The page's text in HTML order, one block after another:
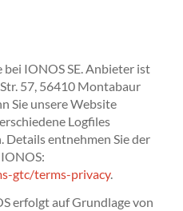
IONOS SE. Anbieter ist
57, 56410 Montabaur
Sie unsere Website
Logfiles
Details entnehmen Sie der
gtc/terms-privacy.
erfolgt auf Grundlage von